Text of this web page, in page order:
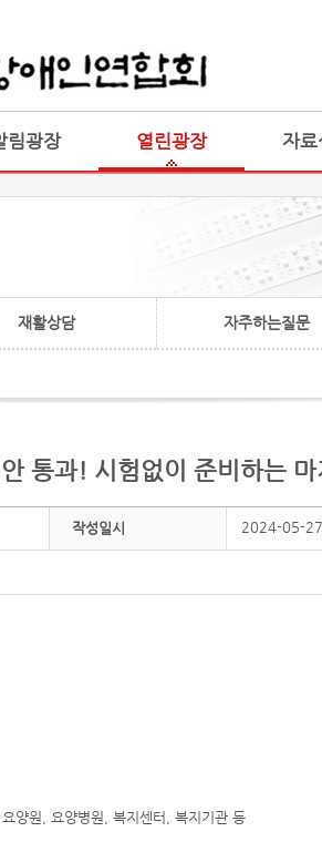
림광장 열린광장 자료
재활상담 자주하는질문
통과! 시험없이 준비하는 마
작성일시 2024-05-
양원, 요양병원, 복지센터, 복지기관 등